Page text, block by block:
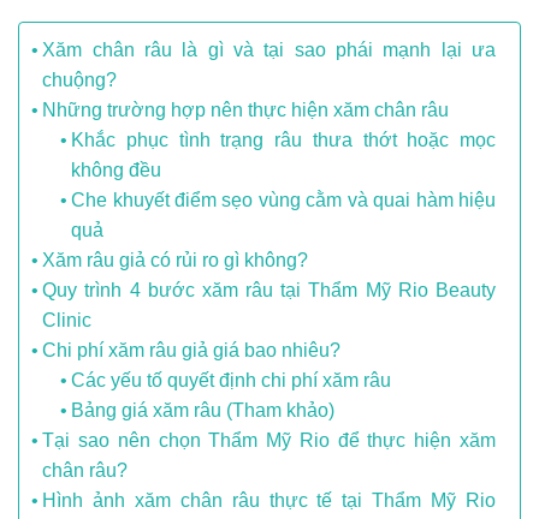
Xăm chân râu là gì và tại sao phái mạnh lại ưa
chuộng?
Những trường hợp nên thực hiện xăm chân râu
Khắc phục tình trạng râu thưa thớt hoặc mọc
không đều
Che khuyết điểm sẹo vùng cằm và quai hàm hiệu
quả
Xăm râu giả có rủi ro gì không?
Quy trình 4 bước xăm râu tại Thẩm Mỹ Rio Beauty
Clinic
Chi phí xăm râu giả giá bao nhiêu?
Các yếu tố quyết định chi phí xăm râu
Bảng giá xăm râu (Tham khảo)
Tại sao nên chọn Thẩm Mỹ Rio để thực hiện xăm
chân râu?
Hình ảnh xăm chân râu thực tế tại Thẩm Mỹ Rio